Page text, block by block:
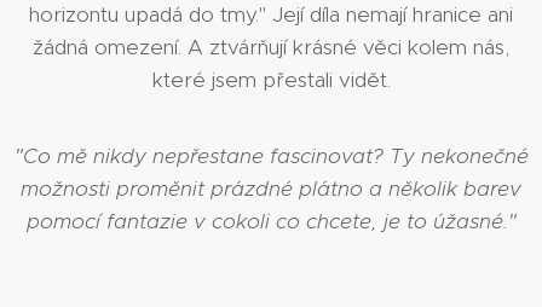
horizontu upadá do tmy." Její díla nemají hranice ani
žádná omezení. A ztvárňují krásné věci kolem nás,
které jsem přestali vidět.
"Co mě nikdy nepřestane fascinovat? Ty nekonečné
možnosti proměnit prázdné plátno a několik barev
pomocí fantazie v cokoli co chcete, je to úžasné."